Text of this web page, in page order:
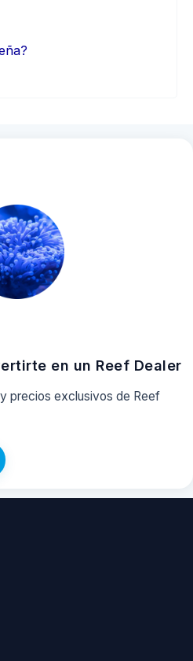
en un Reef Dealer
precios exclusivos de Reef